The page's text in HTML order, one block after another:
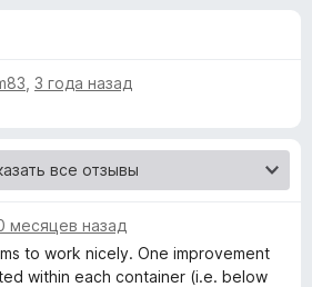
i
r
f
o
3 года назад
месяцев назад
to work nicely. One improvement
within each container (i.e. below